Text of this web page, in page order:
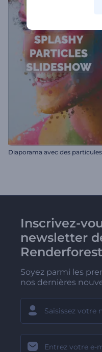
Inscrivez-
newsletter
Renderforest
Soyez parmi les
nos dernières